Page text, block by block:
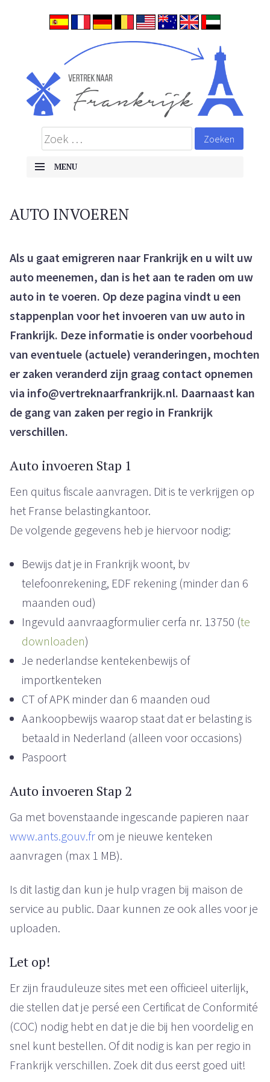
Frankrijk
ALLES OVER EMIGREREN NAAR FRANKRIJK
MENU
AUTO INVOEREN
Als u gaat emigreren naar Frankrijk en u wilt uw
auto meenemen, dan is het aan te raden om uw
auto in te voeren. Op deze pagina vindt u een
stappenplan voor het invoeren van uw auto in
Frankrijk. Deze informatie is onder voorbehoud
van eventuele (actuele) veranderingen, mochten
er zaken veranderd zijn graag contact opnemen
via info@vertreknaarfrankrijk.nl. Daarnaast kan
de gang van zaken per regio in Frankrijk
verschillen.
Auto invoeren Stap 1
Een quitus fiscale aanvragen. Dit is te verkrijgen op
het Franse belastingkantoor.
De volgende gegevens heb je hiervoor nodig:
Bewijs dat je in Frankrijk woont, bv
telefoonrekening, EDF rekening (minder dan 6
maanden oud)
Ingevuld aanvraagformulier cerfa nr. 13750 (te
downloaden)
Je nederlandse kentekenbewijs of
importkenteken
CT of APK minder dan 6 maanden oud
Aankoopbewijs waarop staat dat er belasting is
betaald in Nederland (alleen voor occasions)
Paspoort
Auto invoeren Stap 2
Ga met bovenstaande ingescande papieren naar
www.ants.gouv.from je nieuwe kenteken
aanvragen (max 1 MB).
Is dit lastig dan kun je hulp vragen bij maison de
service au public. Daar kunnen ze ook alles voor je
uploaden.
Let op!
Er zijn frauduleuze sites met een officieel uiterlijk,
die stellen dat je persé een Certificat de Conformité
(COC) nodig hebt en dat je die bij hen voordelig en
snel kunt bestellen. Of dit nodig is kan per regio in
Frankrijk verschillen. Zoek dit dus eerst goed uit!